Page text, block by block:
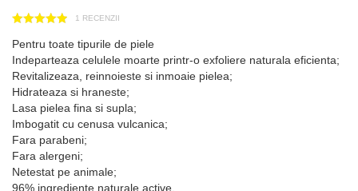
1 RECENZII
Pentru toate tipurile de piele
Indeparteaza celulele moarte printr-o exfoliere naturala eficienta;
Revitalizeaza, reinnoieste si inmoaie pielea;
Hidrateaza si hraneste;
Lasa pielea fina si supla;
Imbogatit cu cenusa vulcanica;
Fara parabeni;
Fara alergeni;
Netestat pe animale;
96% ingrediente naturale active.